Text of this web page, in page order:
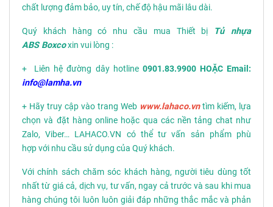
chất lượng đảm bảo, uy tín, chế độ hậu mãi lâu dài.
Quý khách hàng có nhu cầu mua Thiết bị
Tủ nhựa
ABS Boxcoxin vui lòng :
+ Liên hệ đường dây hotline 0901.83.9900 HOẶC Email:
info@lamha.vn
+ Hãy truy cập vào trang Web www.lahaco.vntìm kiếm, lựa
chọn và đặt hàng online hoặc qua các nền tảng chat như
Zalo, Viber… LAHACO.VN có thể tư vấn sản phẩm phù
hợp với nhu cầu sử dụng của Quý khách.
Với chính sách chăm sóc khách hàng, người tiêu dùng tốt
nhất từ giá cả, dịch vụ, tư vấn, ngay cả trước và sau khi mua
hàng chúng tôi luôn luôn giải đáp những thắc mắc và phản